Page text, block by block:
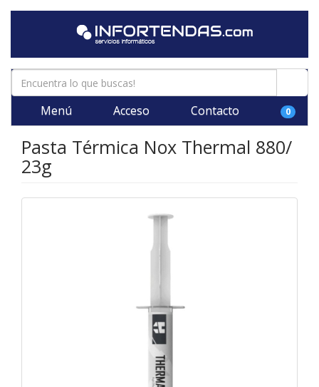
Menú Acceso Contacto 0
Pasta Térmica Nox Thermal 880/
23g